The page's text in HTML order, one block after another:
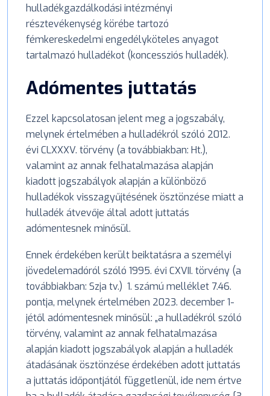
hulladékgazdálkodási intézményi
résztevékenység körébe tartozó
fémkereskedelmi engedélyköteles anyagot
tartalmazó hulladékot (koncessziós hulladék).
Adómentes juttatás
Ezzel kapcsolatosan jelent meg a jogszabály,
melynek értelmében a hulladékról szóló 2012.
évi CLXXXV. törvény (a továbbiakban: Ht.),
valamint az annak felhatalmazása alapján
kiadott jogszabályok alapján a különböző
hulladékok visszagyűjtésének ösztönzése miatt a
hulladék átvevője által adott juttatás
adómentesnek minősül.
Ennek érdekében került beiktatásra a személyi
jövedelemadóról szóló 1995. évi CXVII. törvény (a
továbbiakban: Szja tv.) 1. számú melléklet 7.46.
pontja, melynek értelmében 2023. december 1-
jétől adómentesnek minősül: „a hulladékról szóló
törvény, valamint az annak felhatalmazása
alapján kiadott jogszabályok alapján a hulladék
átadásának ösztönzése érdekében adott juttatás
a juttatás időpontjától függetlenül, ide nem értve